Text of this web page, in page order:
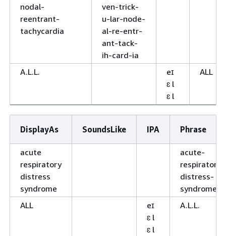
nodal-
reentrant-
tachycardia
ven-trick-
u-lar-node-
al-re-entr-
ant-tack-
ih-card-ia
A.L.L.
eɪ
ɛ l
ɛ l
ALL
DisplayAs SoundsLike IPA Phrase
acute
respiratory
distress
syndrome
acute-
respiratory-
distress-
syndrome
ALL
eɪ
ɛ l
ɛ l
A.L.L.